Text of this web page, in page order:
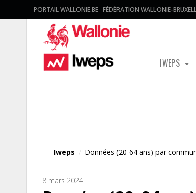
PORTAIL WALLONIE.BE FÉDÉRATION WALLONIE-
IWEPS
Iweps / Données (20-64 ans) par
8 mars 2024